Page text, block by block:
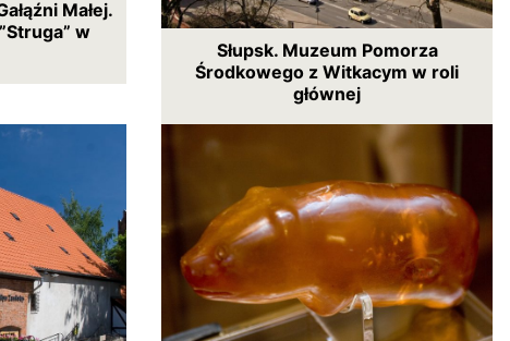
Małej.
w
Słupsk. Muzeum Pomorza
Środkowego z Witkacym w roli
głównej